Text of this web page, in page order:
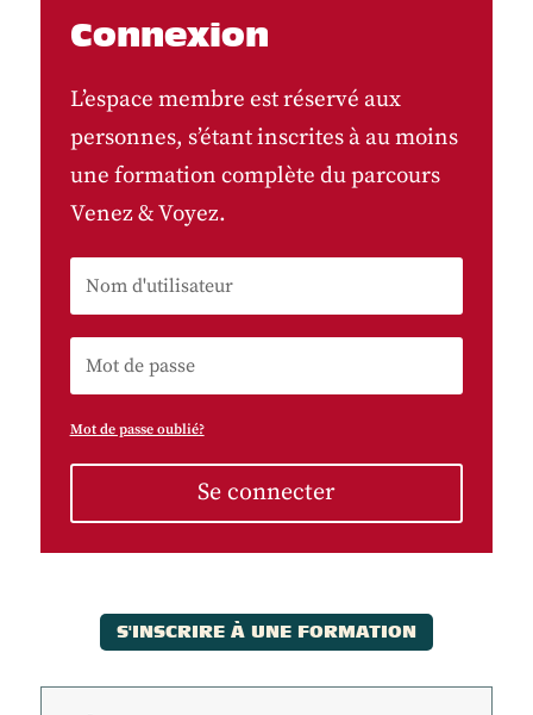
Connexion
L’espace membre est réservé aux
personnes, s’étant inscrites à au moins
une formation complète du parcours
Venez & Voyez.
Mot de passe oublié?
Se connecter
S'INSCRIRE À UNE FORMATION